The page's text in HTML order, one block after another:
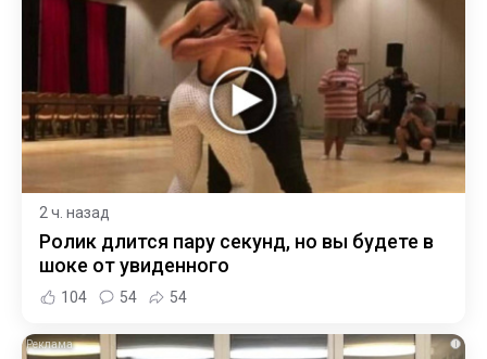
2 ч. назад
Ролик длится пару секунд, но вы будете в
шоке от увиденного
104 54 54
i